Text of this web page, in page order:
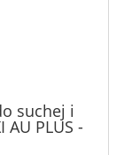
suchej i
AU PLUS -